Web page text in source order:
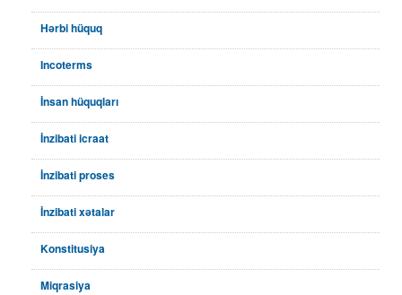
Hərbi hüquq
Incoterms
İnsan hüquqları
İnzibati icraat
İnzibati proses
İnzibati xətalar
Konstitusiya
Miqrasiya